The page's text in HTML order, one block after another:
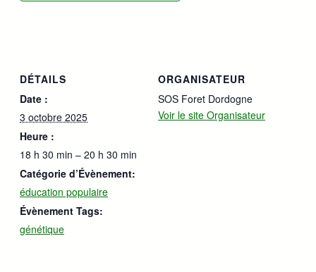
DÉTAILS
Date :
3 octobre 2025
Heure :
18 h 30 min – 20 h 30 min
Catégorie d’Évènement:
éducation populaire
Évènement Tags:
génétique
ORGANISATEUR
SOS Foret Dordogne
Voir le site Organisateur